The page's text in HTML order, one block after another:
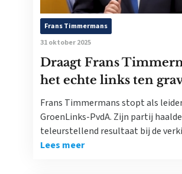
Frans Timmermans
31 oktober 2025
Draagt Frans
het echte links ten
Frans Timmermans stopt als
GroenLinks-PvdA. Zijn partij
teleurstellend resultaat bij de
Lees meer